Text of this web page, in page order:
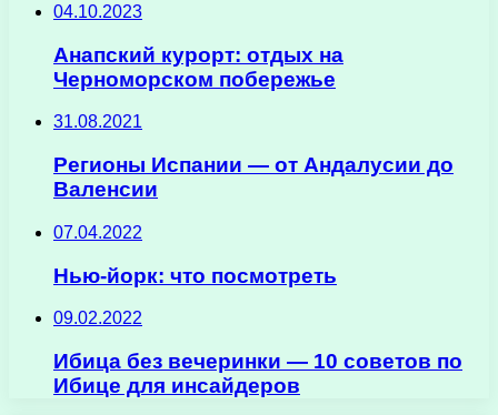
04.10.2023
Анапский курорт: отдых на
Черноморском побережье
31.08.2021
Регионы Испании — от Андалусии до
Валенсии
07.04.2022
Нью-йорк: что посмотреть
09.02.2022
Ибица без вечеринки — 10 советов по
Ибице для инсайдеров